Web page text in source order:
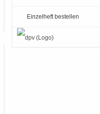
Einzelheft bestellen